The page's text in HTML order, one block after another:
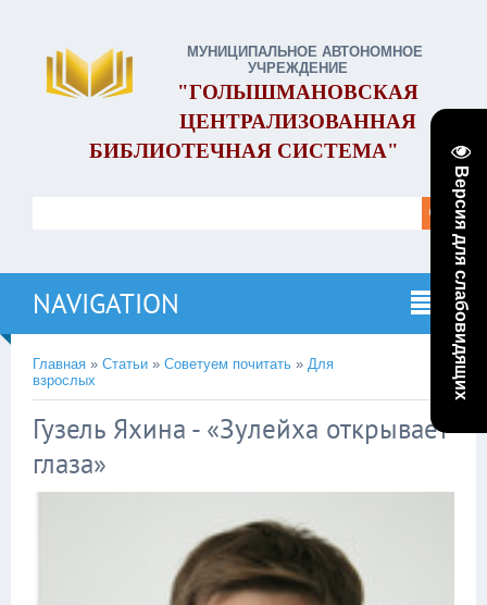
Версия для слабовидящих
МУНИЦИПАЛЬНОЕ АВТОНОМНОЕ
УЧРЕЖДЕНИЕ
"ГОЛЫШМАНОВСКАЯ
ЦЕНТРАЛИЗОВАННАЯ
БИБЛИОТЕЧНАЯ СИСТЕМА"
NAVIGATION
Главная » Статьи » Советуем почитать » Для
взрослых
Гузель Яхина - «Зулейха открывает
глаза»